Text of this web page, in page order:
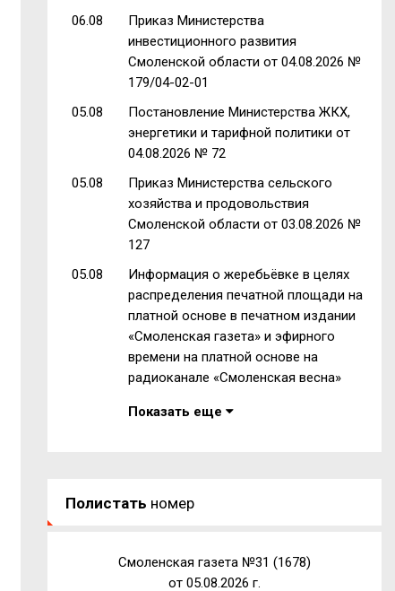
06.08
Приказ Министерства
инвестиционного развития
Смоленской области от 04.08.2026 №
179/04-02-01
05.08
Постановление Министерства ЖКХ,
энергетики и тарифной политики от
04.08.2026 № 72
05.08
Приказ Министерства сельского
хозяйства и продовольствия
Смоленской области от 03.08.2026 №
127
05.08
Информация о жеребьёвке в целях
распределения печатной площади на
платной основе в печатном издании
«Смоленская газета» и эфирного
времени на платной основе на
радиоканале «Смоленская весна»
Показать еще
Полистать номер
Смоленская газета №31 (1678)
от 05.08.2026 г.